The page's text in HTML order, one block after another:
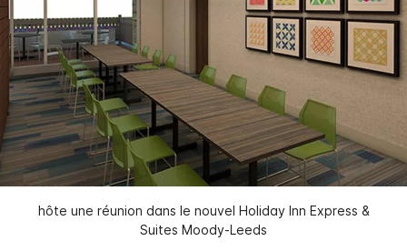
hôte une réunion dans le nouvel Holiday Inn Express &
Suites Moody-Leeds